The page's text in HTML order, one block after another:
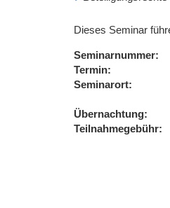
Dieses Seminar
Seminarnummer
Termin
Seminarort
Übernachtung
Teilnahmegebühr